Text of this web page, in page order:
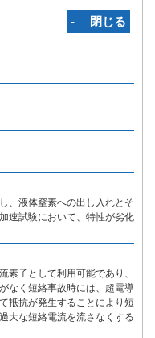
‐ 閉じる
、液体窒素への出し入れとそ
速試験において、特性が劣化
素子として利用可能であり、
なく短絡事故時には、超電導
抵抗が発生することにより短
大な短絡電流を流さなくする